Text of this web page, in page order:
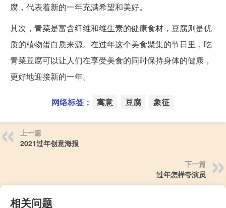
腐，代表着新的一年充满希望和美好。
其次，青菜是富含纤维和维生素的健康食材，豆腐则是优
质的植物蛋白质来源。在过年这个美食聚集的节日里，吃
青菜豆腐可以让人们在享受美食的同时保持身体的健康，
更好地迎接新的一年。
网络标签： 寓意 豆腐 象征
上一篇
2021过年创意海报
下一篇
过年怎样夸演员
相关问题